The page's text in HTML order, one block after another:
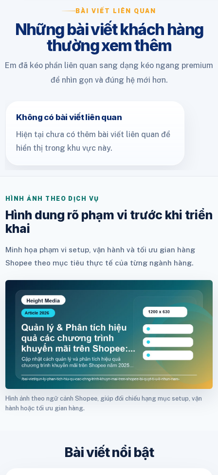
BÀI VIẾT LIÊN QUAN
Những bài viết khách hàng
thường xem thêm
Em đã kéo phần liên quan sang dạng kéo ngang premium
để nhìn gọn và đúng hệ mới hơn.
Không có bài viết liên quan
Hiện tại chưa có thêm bài viết liên quan để
hiển thị trong khu vực này.
HÌNH ẢNH THEO DỊCH VỤ
Hình dung rõ phạm vi trước khi triển
khai
Minh họa phạm vi setup, vận hành và tối ưu gian hàng
Shopee theo mục tiêu thực tế của từng ngành hàng.
Hình ảnh theo ngữ cảnh Shopee, giúp đối chiếu hạng mục setup, vận
hành hoặc tối ưu gian hàng.
Bài viết nổi bật